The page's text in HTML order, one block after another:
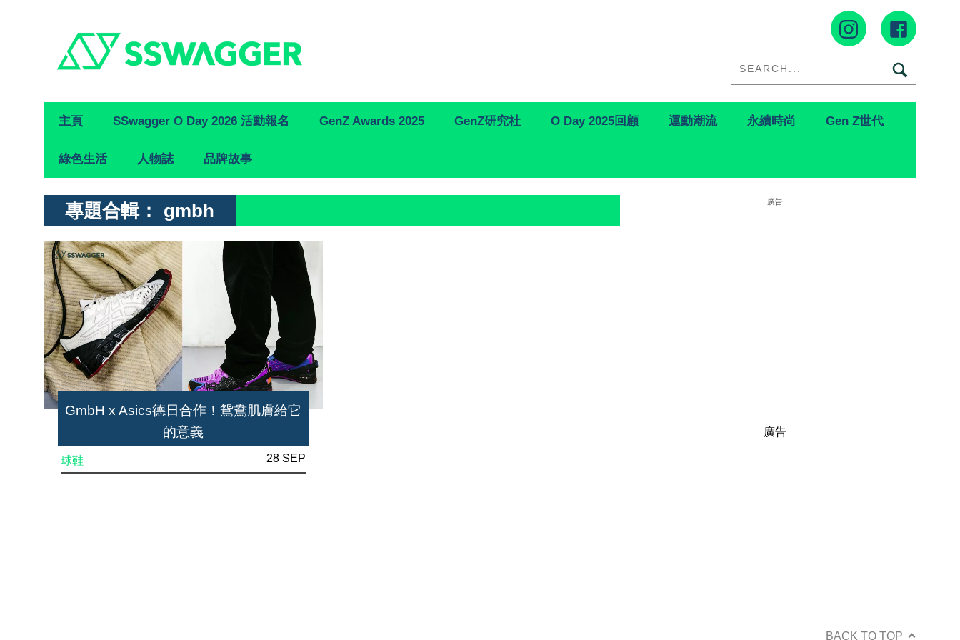
Primary
Navigation
主頁 SSwagger O Day 2026 活動報名 GenZ Awards 2025 GenZ研究社 O Day 2025回顧 運動潮流 永續時尚 Gen Z世代
綠色生活 人物誌 品牌故事
專題合輯： gmbh
GmbH x Asics德日合作！鴛鴦肌膚給它
的意義
球鞋 28 SEP
廣告
廣告
BACK TO TOP